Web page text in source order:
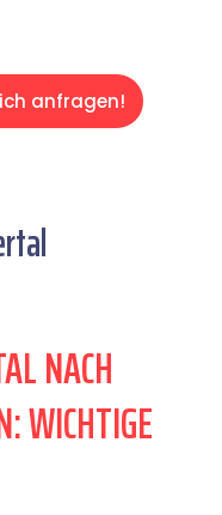
anfragen!
NACH
WICHTIGE